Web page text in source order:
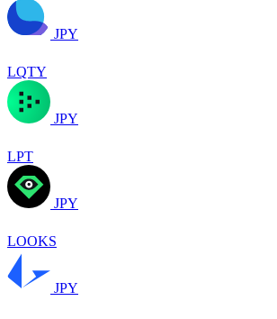
JPY
LQTY
JPY
LPT
JPY
LOOKS
JPY